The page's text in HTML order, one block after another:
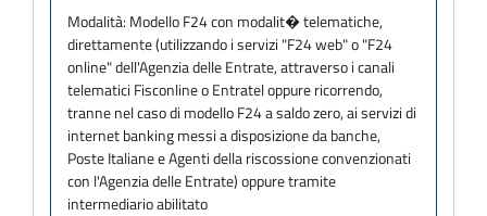
Modalità: Modello F24 con modalit� telematiche,
direttamente (utilizzando i servizi "F24 web" o "F24
online" dell'Agenzia delle Entrate, attraverso i canali
telematici Fisconline o Entratel oppure ricorrendo,
tranne nel caso di modello F24 a saldo zero, ai servizi di
internet banking messi a disposizione da banche,
Poste Italiane e Agenti della riscossione convenzionati
con l'Agenzia delle Entrate) oppure tramite
intermediario abilitato